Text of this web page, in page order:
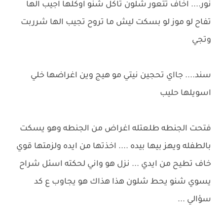
نور.... اخاف تتعور شلون تاكل شنو اوكلها اجيب الها
تفاح لو موز لو بسكت ليش ما تروح تجيب الها شرربت
وتجي
سند.... جااي تحجين نيتي مو هيج وين اغراضها خلي
اسويلها حليب
فتحت الجنطه طلعتله اغراض من الجنطه وهو يسكت
بالطفله ويهز بيها بيده .... اخذتها من ايده ولزمتها قوي
خاف تطيح من ايدي ... نزل هو واني لحكته اسئل شراح
يسوي شنو يحط شلون هذا هذاك هو يجاوب ع كد
سؤالي ...